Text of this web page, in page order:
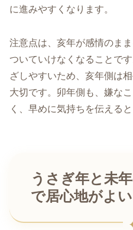
に進みやすくなります。
注意点は、亥年が感情のま
ついていけなくなることで
ざしやすいため、亥年側は
大切です。卯年側も、嫌な
く、早めに気持ちを伝えると
うさぎ年と未
で居心地がよい